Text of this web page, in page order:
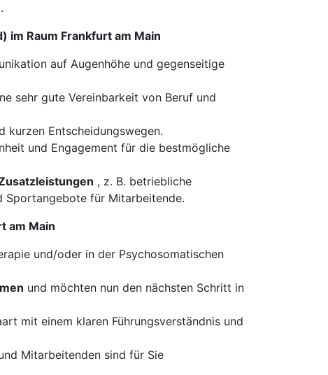
im Raum Frankfurt am Main
auf Augenhöhe und gegenseitige
sehr gute Vereinbarkeit von Beruf und
kurzen Entscheidungswegen.
und Engagement für die bestmögliche
, z. B. betriebliche
Sportangebote für Mitarbeitende.
am Main
und/oder in der Psychosomatischen
und möchten nun den nächsten Schritt in
mit einem klaren Führungsverständnis und
Mitarbeitenden sind für Sie